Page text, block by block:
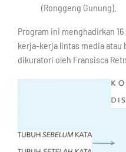
(Ronggeng Gunung).
Program ini menghadirkan
kerja-kerja lintas media atau
dikuratori oleh Fransisca